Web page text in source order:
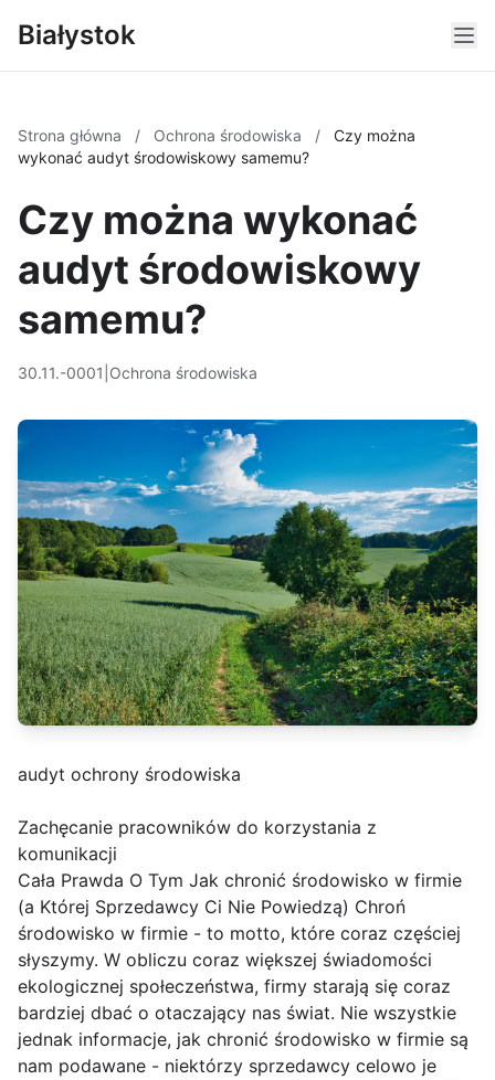
Białystok
Strona główna / Ochrona środowiska /
Czy można
wykonać audyt środowiskowy samemu?
Czy można wykonać
audyt środowiskowy
samemu?
30.11.-0001 Ochrona środowiska
audyt ochrony środowiska
Zachęcanie pracowników do korzystania z
komunikacji
Cała Prawda O Tym Jak chronić środowisko w firmie
(a Której Sprzedawcy Ci Nie Powiedzą) Chroń
środowisko w firmie - to motto, które coraz częściej
słyszymy. W obliczu coraz większej świadomości
ekologicznej społeczeństwa, firmy starają się coraz
bardziej dbać o otaczający nas świat. Nie wszystkie
jednak informacje, jak chronić środowisko w firmie są
nam podawane - niektórzy sprzedawcy celowo je